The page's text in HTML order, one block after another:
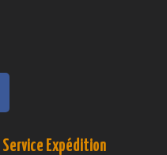
Service Expédition